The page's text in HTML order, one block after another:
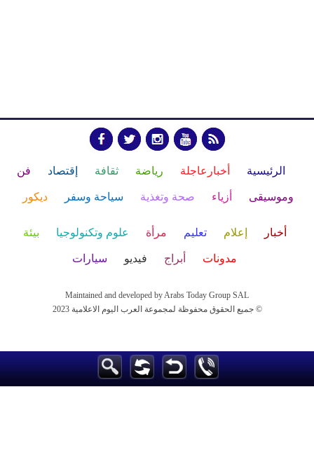
الرئيسية أخبارعاجلة رياضة ثقافة إقتصاد فن
وموسيقى أزياء صحة وتغذية سياحة وسفر ديكور
أخبار إعلام تعليم مرأة علوم وتكنولوجيا بيئة
مدونات أبراج فيديو سيارات
Maintained and developed by Arabs Today Group SAL
جميع الحقوق محفوظة لمجموعة العرب اليوم الاعلامية 2023 ©